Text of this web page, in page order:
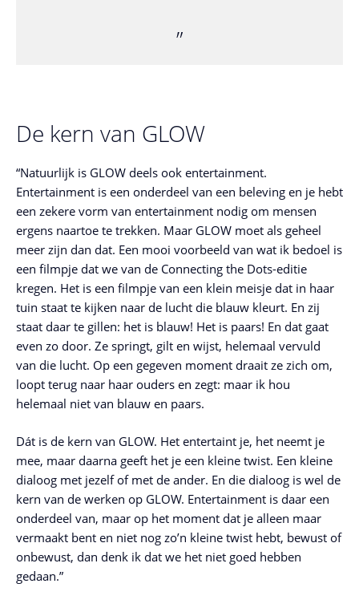
De kern van GLOW
“Natuurlijk is GLOW deels ook entertainment.
Entertainment is een onderdeel van een beleving en je hebt
een zekere vorm van entertainment nodig om mensen
ergens naartoe te trekken. Maar GLOW moet als geheel
meer zijn dan dat. Een mooi voorbeeld van wat ik bedoel is
een filmpje dat we van de Connecting the Dots-editie
kregen. Het is een filmpje van een klein meisje dat in haar
tuin staat te kijken naar de lucht die blauw kleurt. En zij
staat daar te gillen: het is blauw! Het is paars! En dat gaat
even zo door. Ze springt, gilt en wijst, helemaal vervuld
van die lucht. Op een gegeven moment draait ze zich om,
loopt terug naar haar ouders en zegt: maar ik hou
helemaal niet van blauw en paars.
Dát is de kern van GLOW. Het entertaint je, het neemt je
mee, maar daarna geeft het je een kleine twist. Een kleine
dialoog met jezelf of met de ander. En die dialoog is wel de
kern van de werken op GLOW. Entertainment is daar een
onderdeel van, maar op het moment dat je alleen maar
vermaakt bent en niet nog zo’n kleine twist hebt, bewust of
onbewust, dan denk ik dat we het niet goed hebben
gedaan.”